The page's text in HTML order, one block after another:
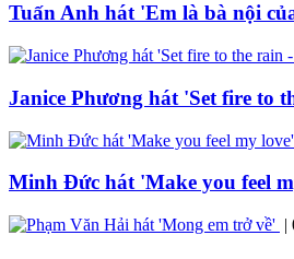
Tuấn Anh hát 'Em là bà nội
Janice Phương hát 'Set fire to
Minh Đức hát 'Make you feel
|